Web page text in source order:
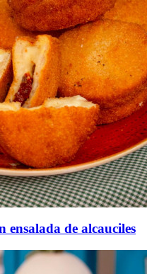
ensalada de alcauciles